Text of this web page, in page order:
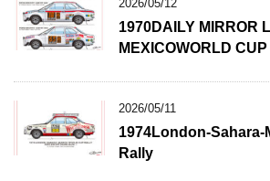
2026/05/12
1970DAILY MIRROR
MEXICOWORLD
2026/05/11
1974London-
Rally